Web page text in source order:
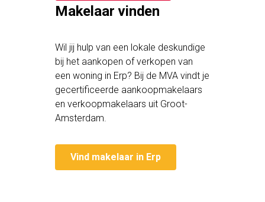
Makelaar vinden
Wil jij hulp van een lokale deskundige
bij het aankopen of verkopen van
een woning in Erp? Bij de MVA vindt je
gecertificeerde aankoopmakelaars
en verkoopmakelaars uit Groot-
Amsterdam.
Vind makelaar in Erp